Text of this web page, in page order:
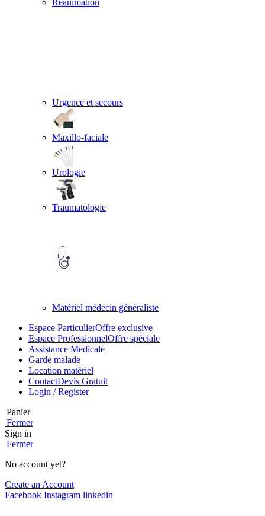
Urgence et secours
Maxillo-faciale
Urologie
Traumatologie
Matériel médecin généraliste
Espace ParticulierOffre exclusive
Espace ProfessionnelOffre spéciale
Assistance Medicale
Garde malade
Location matériel
ContactDevis Gratuit
Login / Register
Panier
Fermer
Sign in
Fermer
No account yet?
Create an Account
Facebook Instagram linkedin